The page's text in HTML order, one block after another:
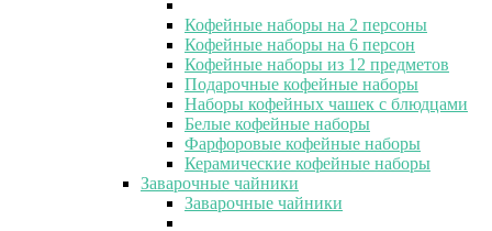
Кофейные наборы на 2 персоны
Кофейные наборы на 6 персон
Кофейные наборы из 12 предметов
Подарочные кофейные наборы
Наборы кофейных чашек с блюдцами
Белые кофейные наборы
Фарфоровые кофейные наборы
Керамические кофейные наборы
Заварочные чайники
Заварочные чайники